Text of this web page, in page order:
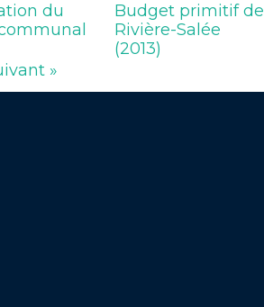
du
Budget primitif de
Rivière-Salée
(2013)
»